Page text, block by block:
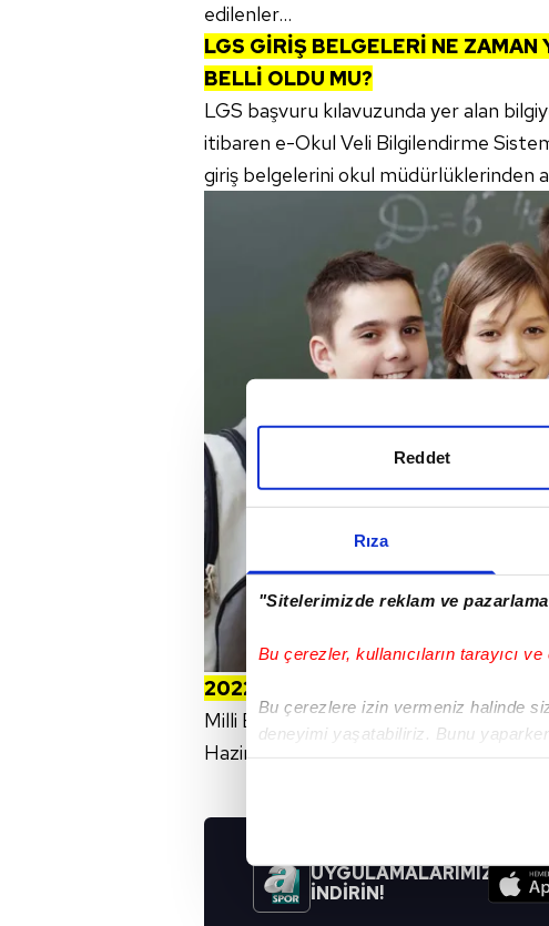
Rıza
"Sitelerimizde reklam ve
Bu çerezler, kullanıcıların tarayıcı
Bu çerezlere izin vermeniz halinde
deneyimi yaşatabiliriz. Bunu
Her halükârda, kullanıcılar, bu
Sizlere daha iyi bir hizmet
çerezler vasıtasıyla çeşitli kişisel
Reddet
edilenler...
LGS GİRİŞ BELGELERİ NE ZAMAN
BELLİ OLDU MU?
LGS başvuru kılavuzunda yer alan
itibaren e-Okul Veli Bilgilendirme
giriş belgelerini okul müdürlüklerinden
2022 LGS NE ZAMAN?
Milli Eğitim Bakanı Mahmut Özer,
Haziran 2022'de uygulanacağını açıkladı.
UYGULAMALARIMIZI
İNDİRİN!